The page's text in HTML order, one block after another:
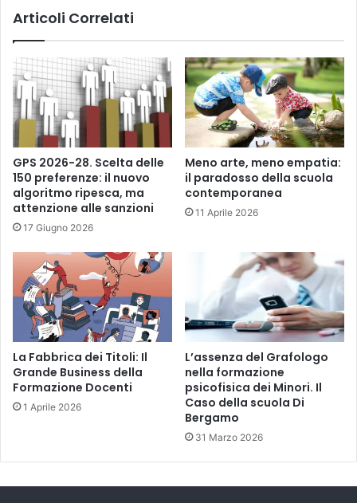
Articoli Correlati
GPS 2026-28. Scelta delle
150 preferenze: il nuovo
algoritmo ripesca, ma
attenzione alle sanzioni
17 Giugno 2026
Meno arte, meno empatia:
il paradosso della scuola
contemporanea
11 Aprile 2026
La Fabbrica dei Titoli: Il
Grande Business della
Formazione Docenti
1 Aprile 2026
L’assenza del Grafologo
nella formazione
psicofisica dei Minori. Il
Caso della scuola Di
Bergamo
31 Marzo 2026